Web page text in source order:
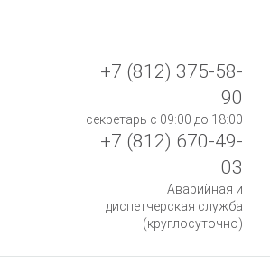
+7 (812) 375-58-
90
секретарь с 09:00 до 18:00
+7 (812) 670-49-
03
Аварийная и
диспетчерская служба
(круглосуточно)